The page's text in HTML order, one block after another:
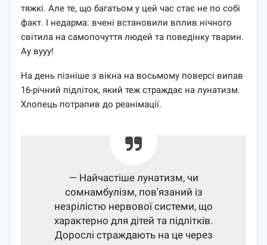
тяжкі. Але те, що багатьом у цей час стає не по собі
факт. І недарма: вчені встановили вплив нічного
світила на самопочуття людей та поведінку тварин.
Ау вууу!
На день пізніше з вікна на восьмому поверсі випав
16-річний підліток, який теж страждає на лунатизм.
Хлопець потрапив до реанімації.
— Найчастіше лунатизм, чи
сомнамбулізм, пов'язаний із
незрілістю нервової системи, що
характерно для дітей та підлітків.
Дорослі страждають на це через